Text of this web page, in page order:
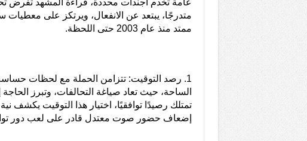
عامة تخدم أجندات محددة، قراءة المشهد تفرض
متدرجًا، يبتعد عن الانفعال، ويرتكز على
ممتد منذ عام 2003 حتى اللحظة.
1. رصد التوقيت: تتزامن الحملة مع لحظات
الساحة، حيث تعاد صياغة التحالفات، وتبرز
تمتلك رصيدًا توافقيًا، اختيار هذا التوقيت يكشف
إضعاف حضور صوت معتدل قادر على لعب دور